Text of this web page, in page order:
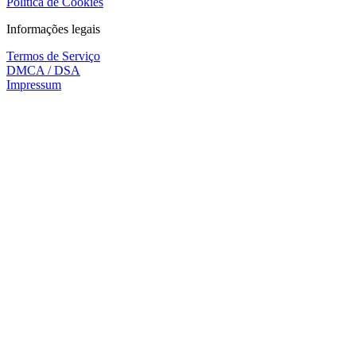
Informações legais
Termos de Serviço
DMCA / DSA
Impressum